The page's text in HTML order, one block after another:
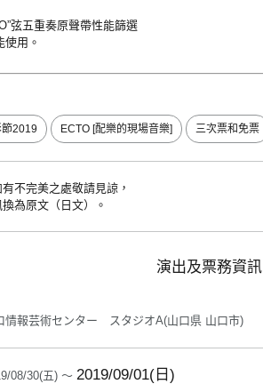
弦五重奏原聲帶性能篩選
用。
2019 ECTO [配樂的現場音樂] 三次票和免票
不完美之處敬請見諒，
為原文（日文）。
演出及票務資訊
情報芸術センター スタジオA(山口県 山口市)
08/30(五) ～ 2019/09/01(日)